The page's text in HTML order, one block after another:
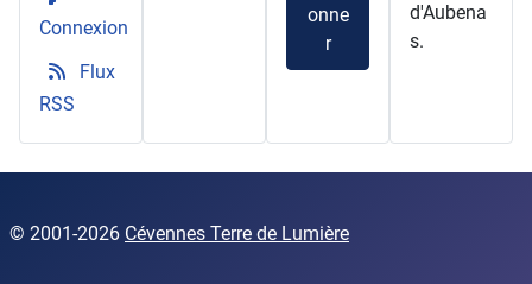
Connexion
Flux
RSS
onne
r
d'Aubena
s.
© 2001-2026 Cévennes Terre de Lumière